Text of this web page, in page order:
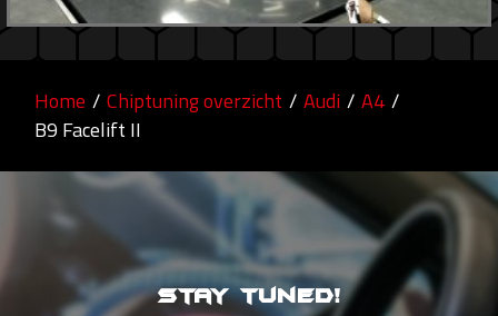
Home / Chiptuning overzicht / Audi / A4 /
B9 Facelift II
Stay tuned!